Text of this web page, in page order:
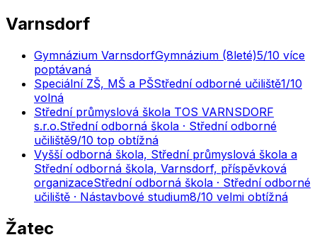
Varnsdorf
Gymnázium VarnsdorfGymnázium (8leté)5/10 více
poptávaná
Speciální ZŠ, MŠ a PŠStřední odborné učiliště1/10
volná
Střední průmyslová škola TOS VARNSDORF
s.r.o.Střední odborná škola · Střední odborné
učiliště9/10 top obtížná
Vyšší odborná škola, Střední průmyslová škola a
Střední odborná škola, Varnsdorf, příspěvková
organizaceStřední odborná škola · Střední odborné
učiliště · Nástavbové studium8/10 velmi obtížná
Žatec